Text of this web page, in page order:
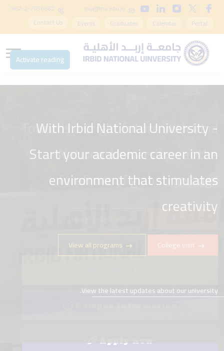
inu@inu.edu.jo
962-2-7056682
Portal
Calendar
Graduates
Events
Contact Us
Towards a bright future with Irbid
National University - at the
forefront of global rankings
Apply now
With Irbid National University -
Start your academic career in an
environment that stimulates
creativity
College visit
View all programs
View the latest updates about our university.
Activate reading